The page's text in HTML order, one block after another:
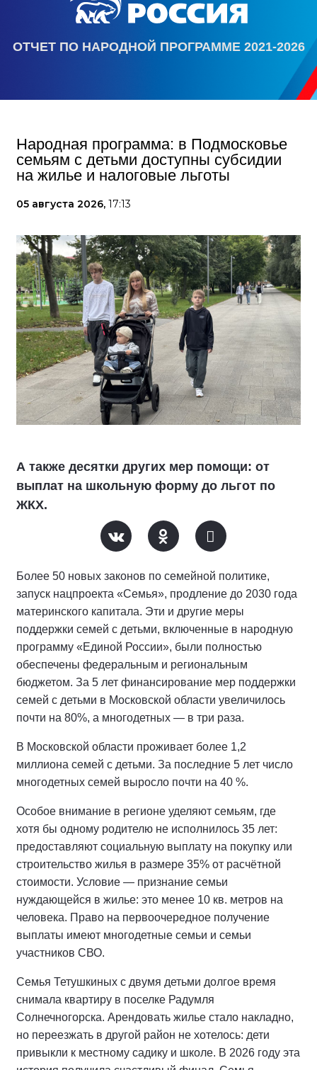
ОТЧЕТ ПО НАРОДНОЙ ПРОГРАММЕ 2021-2026
Народная программа: в Подмосковье
семьям с детьми доступны субсидии
на жилье и налоговые льготы
05 августа 2026, 17:13
А также десятки других мер помощи: от
выплат на школьную форму до льгот по
ЖКХ.
Более 50 новых законов по семейной политике,
запуск нацпроекта «Семья», продление до 2030 года
материнского капитала. Эти и другие меры
поддержки семей с детьми, включенные в народную
программу «Единой России», были полностью
обеспечены федеральным и региональным
бюджетом. За 5 лет финансирование мер поддержки
семей с детьми в Московской области увеличилось
почти на 80%, а многодетных — в три раза.
В Московской области проживает более 1,2
миллиона семей с детьми. За последние 5 лет число
многодетных семей выросло почти на 40 %.
Особое внимание в регионе уделяют семьям, где
хотя бы одному родителю не исполнилось 35 лет:
предоставляют социальную выплату на покупку или
строительство жилья в размере 35% от расчётной
стоимости. Условие — признание семьи
нуждающейся в жилье: это менее 10 кв. метров на
человека. Право на первоочередное получение
выплаты имеют многодетные семьи и семьи
участников СВО.
Семья Тетушкиных с двумя детьми долгое время
снимала квартиру в поселке Радумля
Солнечногорска. Арендовать жилье стало накладно,
но переезжать в другой район не хотелось: дети
привыкли к местному садику и школе. В 2026 году эта